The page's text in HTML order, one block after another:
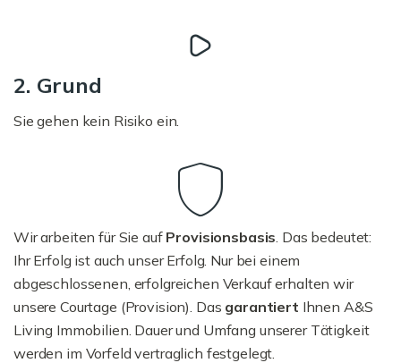
2. Grund
Sie gehen kein Risiko ein.
Wir arbeiten für Sie auf Provisionsbasis. Das bedeutet:
Ihr Erfolg ist auch unser Erfolg. Nur bei einem
abgeschlossenen, erfolgreichen Verkauf erhalten wir
unsere Courtage (Provision). Das garantiert Ihnen A&S
Living Immobilien. Dauer und Umfang unserer Tätigkeit
werden im Vorfeld vertraglich festgelegt.